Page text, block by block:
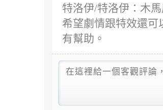
特洛伊/特洛伊：木
希望劇情跟特效還
有幫助。